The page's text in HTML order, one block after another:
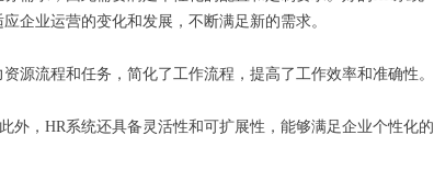
企业运营的变化和发展，不断满足新的需求。
源流程和任务，简化了工作流程，提高了工作效率和准确性。
外，HR系统还具备灵活性和可扩展性，能够满足企业个性化的